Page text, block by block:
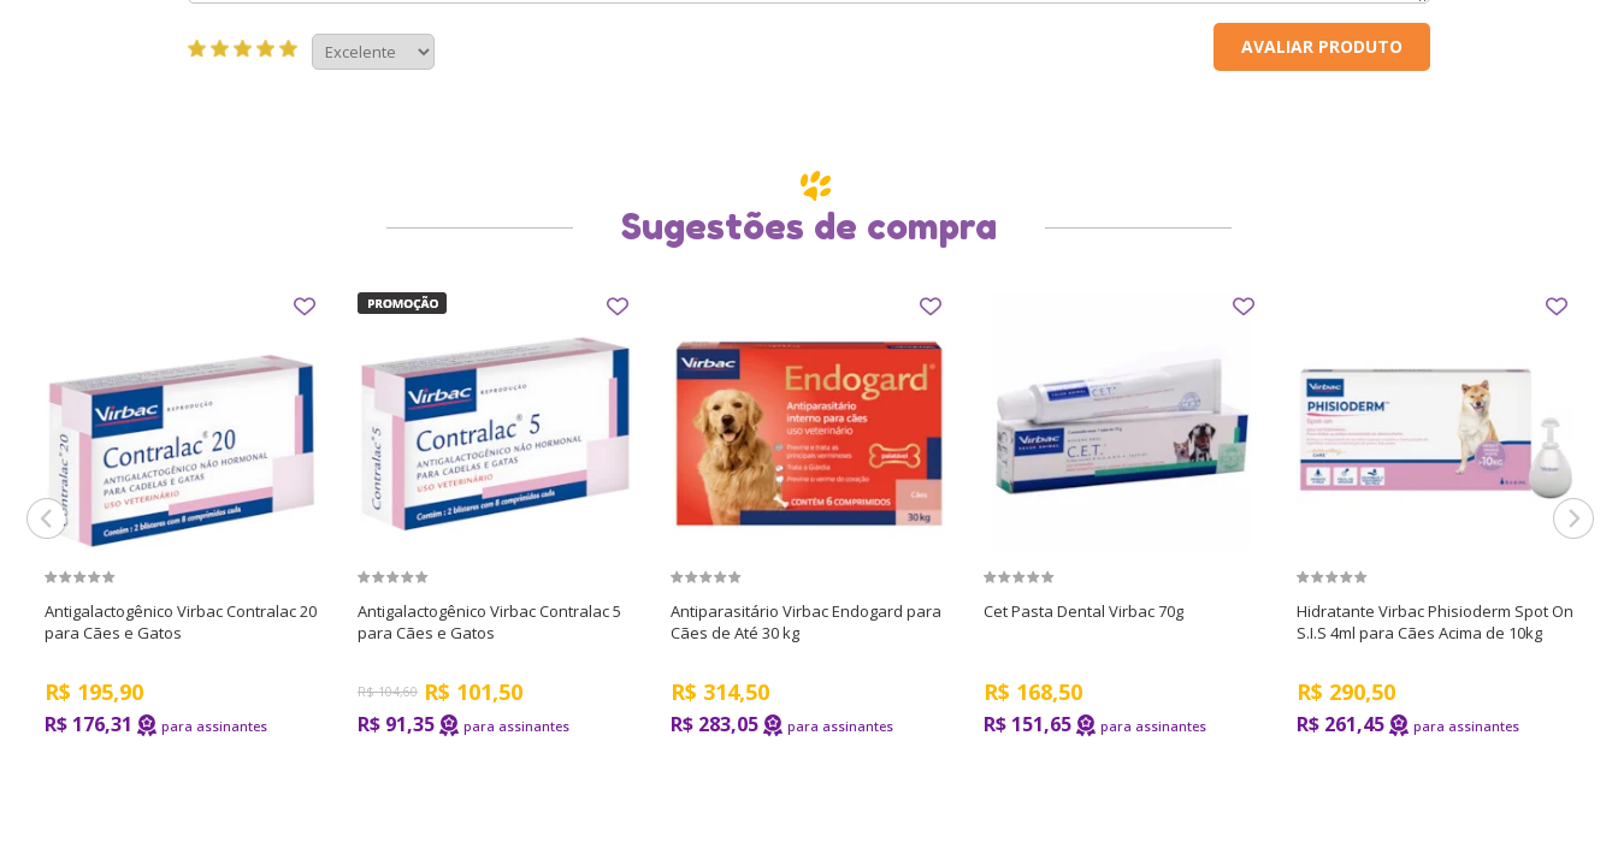
AVALIAR PRODUTO
Sugestões de compra
Antigalactogênico Virbac Contralac 20
para Cães e Gatos
R$ 195,90
R$ 176,31
Antigalactogênico Virbac Contralac 5
para Cães e Gatos
R$ 104,60 R$ 101,50
R$ 91,35
Antiparasitário Virbac Endogard para
Cães de Até 30 kg
R$ 314,50
R$ 283,05
Cet Pasta Dental Virbac 70g
R$ 168,50
R$ 151,65
Hidratante Virbac Phisioderm Spot On
S.I.S 4ml para Cães Acima de 10kg
R$ 290,50
R$ 261,45